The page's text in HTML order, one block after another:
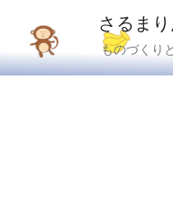
さるま
ものづくり